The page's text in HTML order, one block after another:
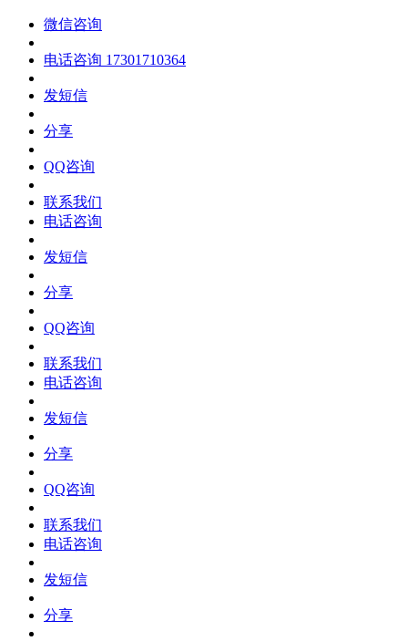
微信咨询
电话咨询 17301710364
发短信
分享
QQ咨询
联系我们
电话咨询
发短信
分享
QQ咨询
联系我们
电话咨询
发短信
分享
QQ咨询
联系我们
电话咨询
发短信
分享